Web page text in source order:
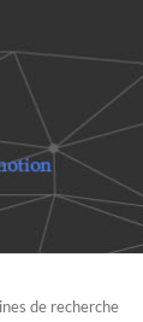
de recherche